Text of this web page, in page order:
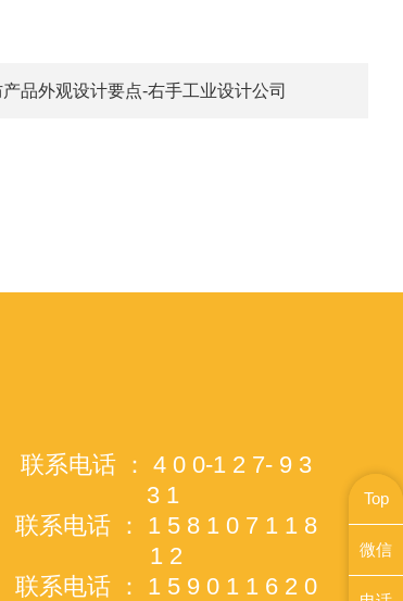
产品外观设计要点-右手工业设计公司
联系电话 ： 4 0 0-1 2 7- 9 3
3 1
联系电话 ： 1 5 8 1 0 7 1 1 8
1 2
联系电话 ： 1 5 9 0 1 1 6 2 0
Top
微信